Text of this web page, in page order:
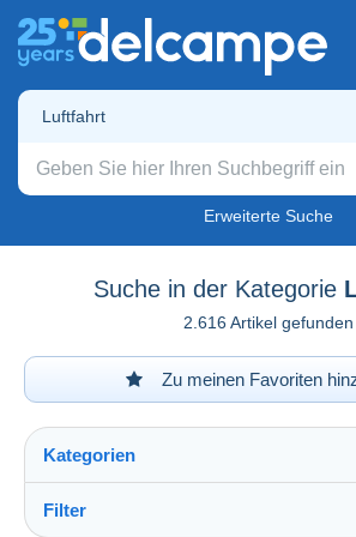
Luftfahrt
Erweiterte Suche
Suche in der Kategorie
2.616 Artikel gefunden
Zu meinen Favoriten
Kategorien
Filter